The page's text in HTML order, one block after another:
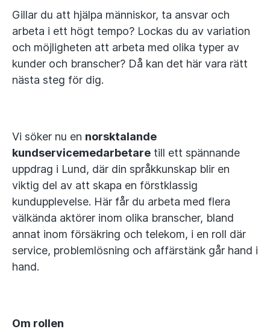
Gillar du att hjälpa människor, ta ansvar och
arbeta i ett högt tempo? Lockas du av variation
och möjligheten att arbeta med olika typer av
kunder och branscher? Då kan det här vara rätt
nästa steg för dig.
Vi söker nu en norsktalande
kundservicemedarbetare till ett spännande
uppdrag i Lund, där din språkkunskap blir en
viktig del av att skapa en förstklassig
kundupplevelse. Här får du arbeta med flera
välkända aktörer inom olika branscher, bland
annat inom försäkring och telekom, i en roll där
service, problemlösning och affärstänk går hand i
hand.
Om rollen